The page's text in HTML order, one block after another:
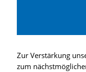
Zur Verstärkung
zum